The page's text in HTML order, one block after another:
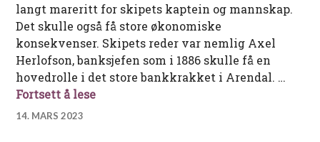
langt mareritt for skipets kaptein og mannskap.
Det skulle også få store økonomiske
konsekvenser. Skipets reder var nemlig Axel
Herlofson, banksjefen som i 1886 skulle få en
hovedrolle i det store bankkrakket i Arendal. …
Fortsett å leseBark «Circassia» – fra mareritt i
14. MARS 2023